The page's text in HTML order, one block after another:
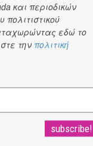
και περιοδικών
πολιτιστικού
εδώ το
την πολιτική